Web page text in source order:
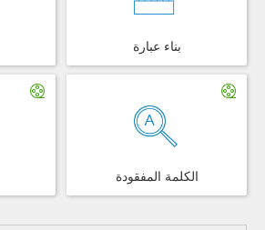
بناء عبارة
الكلمة المفقودة